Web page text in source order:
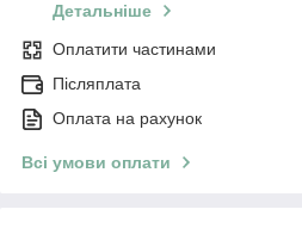
Детальніше
Оплатити частинами
Післяплата
Оплата на рахунок
Всі умови оплати